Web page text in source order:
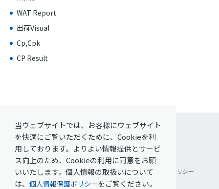
当ウェブサイトでは、お客様にウェブサイト
を快適にご覧いただくために、Cookieを利
用しております。よりよい情報提供とサービ
ス向上のため、Cookieの利用に同意をお願
いいたします。個人情報の取扱いについて
は、 個人情報保護ポリシーをご覧ください。
WAT Report
出荷Visual
Cp,Cpk
CP Result
ご利用条件 個人情報保護方針 ソーシャルメディアポリシー